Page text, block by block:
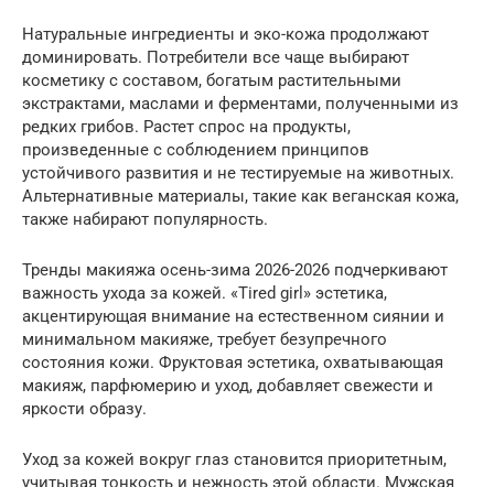
Натуральные ингредиенты и эко-кожа продолжают
доминировать. Потребители все чаще выбирают
косметику с составом, богатым растительными
экстрактами, маслами и ферментами, полученными из
редких грибов. Растет спрос на продукты,
произведенные с соблюдением принципов
устойчивого развития и не тестируемые на животных.
Альтернативные материалы, такие как веганская кожа,
также набирают популярность.
Тренды макияжа осень-зима 2026-2026 подчеркивают
важность ухода за кожей. «Tired girl» эстетика,
акцентирующая внимание на естественном сиянии и
минимальном макияже, требует безупречного
состояния кожи. Фруктовая эстетика, охватывающая
макияж, парфюмерию и уход, добавляет свежести и
яркости образу.
Уход за кожей вокруг глаз становится приоритетным,
учитывая тонкость и нежность этой области. Мужская